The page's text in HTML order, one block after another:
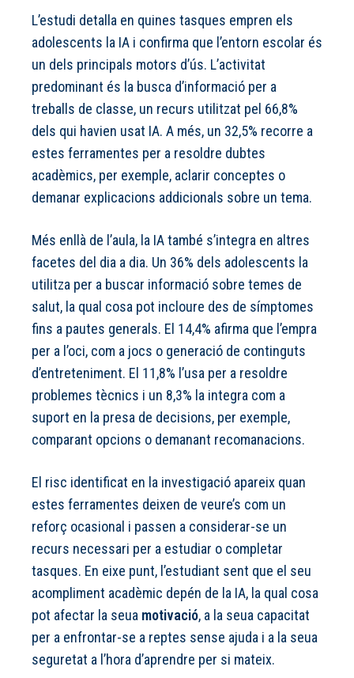
L’estudi detalla en quines tasques empren els
adolescents la IA i confirma que l’entorn escolar és
un dels principals motors d’ús. L’activitat
predominant és la busca d’informació per a
treballs de classe, un recurs utilitzat pel 66,8%
dels qui havien usat IA. A més, un 32,5% recorre a
estes ferramentes per a resoldre dubtes
acadèmics, per exemple, aclarir conceptes o
demanar explicacions addicionals sobre un tema.
Més enllà de l’aula, la IA també s’integra en altres
facetes del dia a dia. Un 36% dels adolescents la
utilitza per a buscar informació sobre temes de
salut, la qual cosa pot incloure des de símptomes
fins a pautes generals. El 14,4% afirma que l’empra
per a l’oci, com a jocs o generació de continguts
d’entreteniment. El 11,8% l’usa per a resoldre
problemes tècnics i un 8,3% la integra com a
suport en la presa de decisions, per exemple,
comparant opcions o demanant recomanacions.
El risc identificat en la investigació apareix quan
estes ferramentes deixen de veure’s com un
reforç ocasional i passen a considerar-se un
recurs necessari per a estudiar o completar
tasques. En eixe punt, l’estudiant sent que el seu
acompliment acadèmic depén de la IA, la qual cosa
pot afectar la seua motivació, a la seua capacitat
per a enfrontar-se a reptes sense ajuda i a la seua
seguretat a l’hora d’aprendre per si mateix.